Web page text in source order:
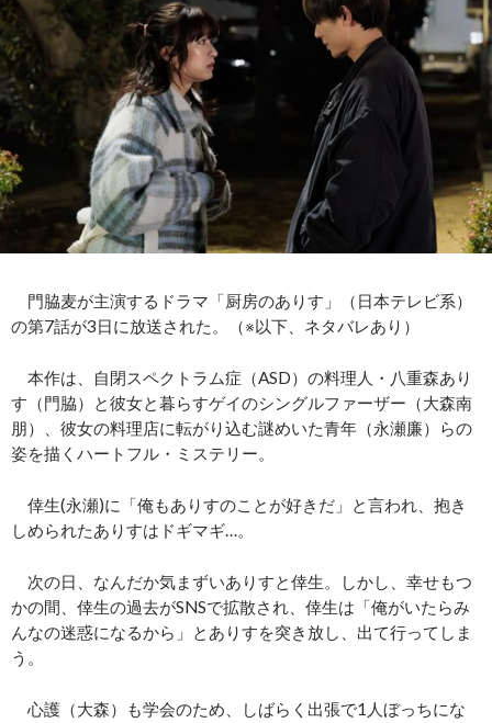
門脇麦が主演するドラマ「厨房のありす」（日本テレビ系）
の第7話が3日に放送された。（※以下、ネタバレあり）
本作は、自閉スペクトラム症（ASD）の料理人・八重森あり
す（門脇）と彼女と暮らすゲイのシングルファーザー（大森南
朋）、彼女の料理店に転がり込む謎めいた青年（永瀬廉）らの
姿を描くハートフル・ミステリー。
倖生(永瀬)に「俺もありすのことが好きだ」と言われ、抱き
しめられたありすはドギマギ…。
次の日、なんだか気まずいありすと倖生。しかし、幸せもつ
かの間、倖生の過去がSNSで拡散され、倖生は「俺がいたらみ
んなの迷惑になるから」とありすを突き放し、出て行ってしま
う。
心護（大森）も学会のため、しばらく出張で1人ぼっちにな